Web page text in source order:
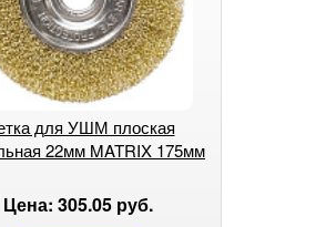
для УШМ плоская
22мм MATRIX 175мм
Цена: 305.05 руб.